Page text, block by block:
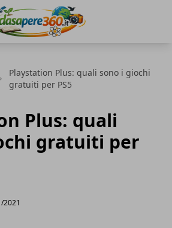
Playstation Plus: quali sono i giochi
gratuiti per PS5
Plus: quali
gratuiti per
2021